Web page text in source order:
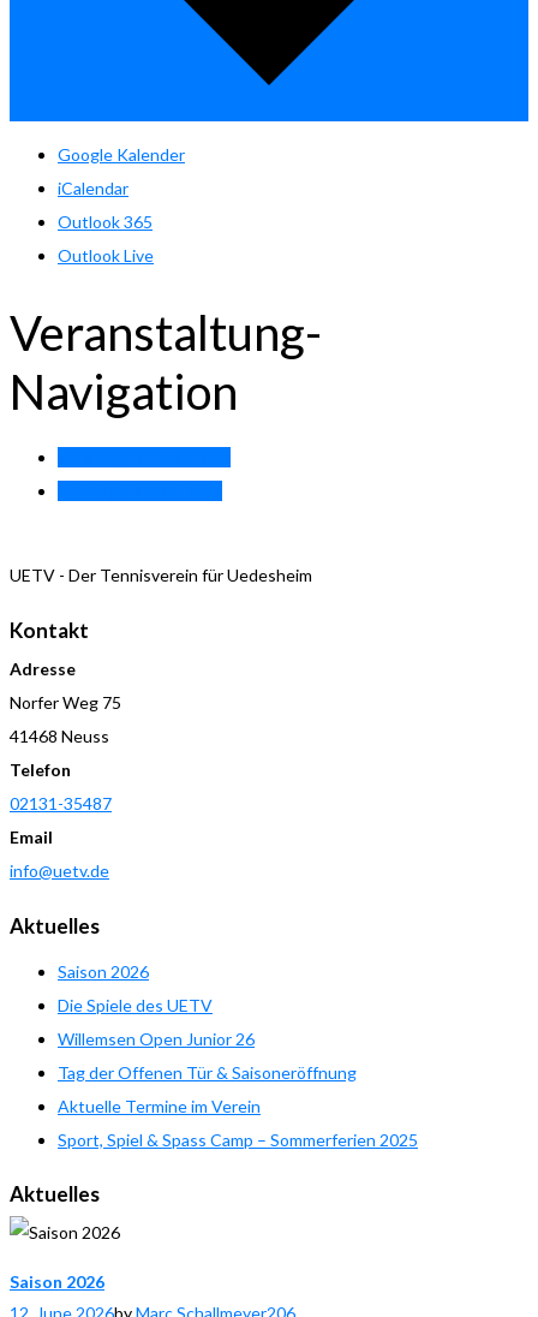
Google Kalender
iCalendar
Outlook 365
Outlook Live
Veranstaltung-
Navigation
UETV - Der Tennisverein für Uedesheim
Kontakt
Adresse
Norfer Weg 75
41468 Neuss
Telefon
02131-35487
Email
info@uetv.de
Aktuelles
Saison 2026
Die Spiele des UETV
Willemsen Open Junior 26
Tag der Offenen Tür & Saisoneröffnung
Aktuelle Termine im Verein
Sport, Spiel & Spass Camp – Sommerferien 2025
Aktuelles
Saison 2026
12. June 2026byMarc Schallmeyer206